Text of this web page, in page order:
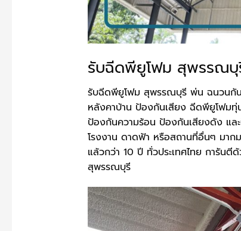
รับฉีดพียูโฟม สุพรรณบุ
รับฉีดพียูโฟม สุพรรณบุรี พ่น ฉนวนกั
หลังคาบ้าน ป้องกันเสียง ฉีดพียูโฟม
ป้องกันความร้อน ป้องกันเสียงดัง แล
โรงงาน ดาดฟ้า หรือสถานที่อื่นๆ มาก
แล้วกว่า 10 ปี ทั่วประเทศไทย การันตี
สุพรรณบุรี